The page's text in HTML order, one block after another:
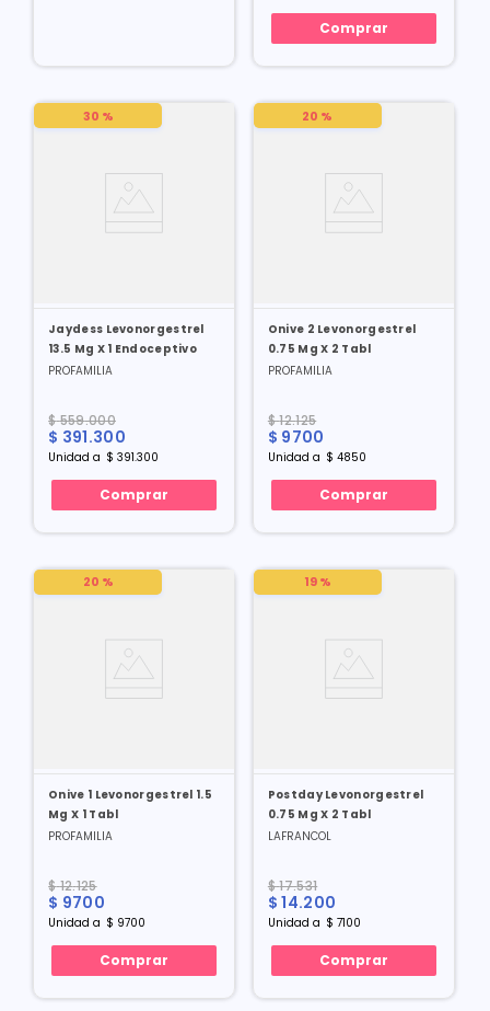
Comprar
Jaydess Levonorgestrel
13.5 Mg X 1 Endoceptivo
PROFAMILIA
$ 559.000
$ 391.300
Unidad a $ 391.300
30 %
Comprar
Onive 2 Levonorgestrel
0.75 Mg X 2 Tabl
PROFAMILIA
$ 12.125
$ 9700
Unidad a $ 4850
20 %
Comprar
Onive 1 Levonorgestrel 1.5
Mg X 1 Tabl
PROFAMILIA
$ 12.125
$ 9700
Unidad a $ 9700
20 %
Comprar
Postday Levonorgestrel
0.75 Mg X 2 Tabl
LAFRANCOL
$ 17.531
$ 14.200
Unidad a $ 7100
19 %
Comprar